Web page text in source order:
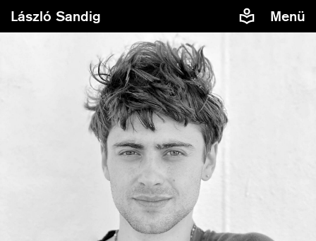
László Sandig Menü